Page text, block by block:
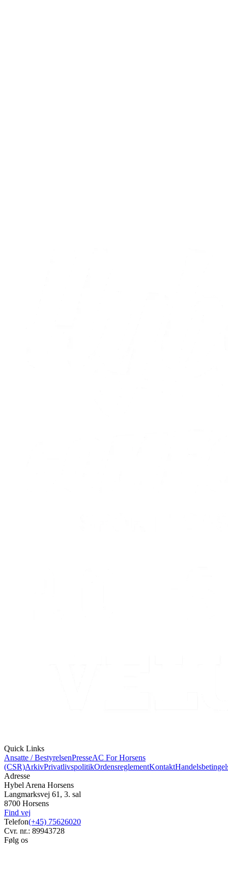
Quick Links
Ansatte / BestyrelsenPresseAC For Horsens
(CSR)ArkivPrivatlivspolitikOrdensreglementKontakt
Adresse
Hybel Arena Horsens
Langmarksvej 61, 3. sal
8700 Horsens
Find vej
Telefon(+45) 75626020
Cvr. nr.: 89943728
Følg os